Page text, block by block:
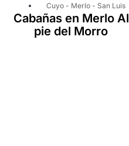
Cuyo- Merlo- San Luis
Cabañas en Merlo Al
pie del Morro